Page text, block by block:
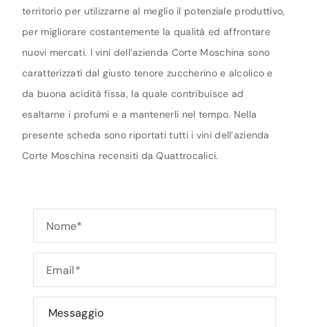
territorio per utilizzarne al meglio il potenziale produttivo,
per migliorare costantemente la qualità ed affrontare
nuovi mercati. I vini dell’azienda Corte Moschina sono
caratterizzati dal giusto tenore zuccherino e alcolico e
da buona acidità fissa, la quale contribuisce ad
esaltarne i profumi e a mantenerli nel tempo. Nella
presente scheda sono riportati tutti i vini dell’azienda
Corte Moschina recensiti da Quattrocalici.